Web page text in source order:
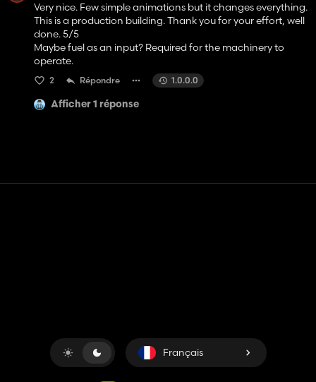
Very nice. Few simple animations but it changes everything.
This is a production building. Thank you for your effort, well
done. 5/5
Maybe fuel as an input? Required for the machinery to
operate.
2 Répondre 1.0.0.0
Afficher 1 réponse
Français